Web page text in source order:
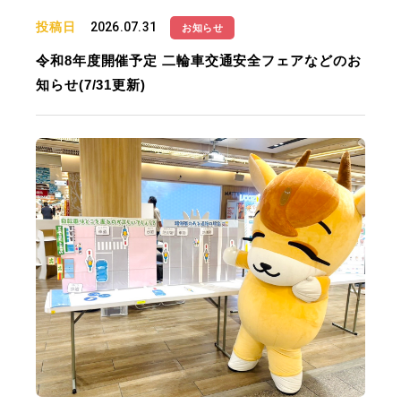
投稿日 2026.07.31 お知らせ
令和8年度開催予定 二輪車交通安全フェアなどのお
知らせ(7/31更新)